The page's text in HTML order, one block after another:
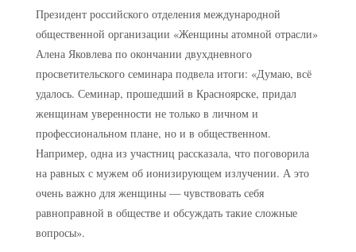
Президент российского отделения международной
общественной организации «Женщины атомной отрасли»
Алена Яковлева по окончании двухдневного
просветительского семинара подвела итоги: «Думаю, всё
удалось. Семинар, прошедший в Красноярске, придал
женщинам уверенности не только в личном и
профессиональном плане, но и в общественном.
Например, одна из участниц рассказала, что поговорила
на равных с мужем об ионизирующем излучении. А это
очень важно для женщины — чувствовать себя
равноправной в обществе и обсуждать такие сложные
вопросы».